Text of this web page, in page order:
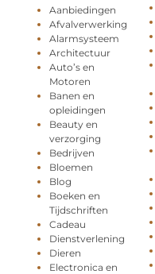
Aanbiedingen
Afvalverwerking
Alarmsysteem
Architectuur
Auto’s en
Motoren
Banen en
opleidingen
Beauty en
verzorging
Bedrijven
Bloemen
Blog
Boeken en
Tijdschriften
Cadeau
Dienstverlening
Dieren
Electronica en